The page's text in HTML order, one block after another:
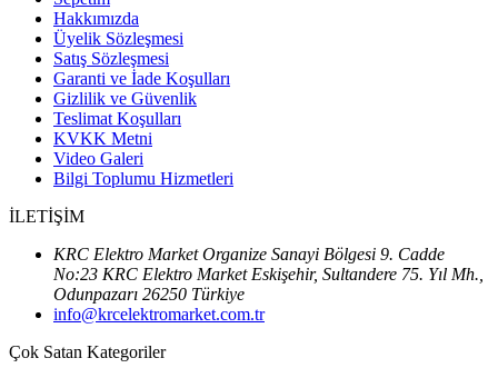
Hakkımızda
Üyelik Sözleşmesi
Satış Sözleşmesi
Garanti ve İade Koşulları
Gizlilik ve Güvenlik
Teslimat Koşulları
KVKK Metni
Video Galeri
Bilgi Toplumu Hizmetleri
İLETİŞİM
KRC Elektro Market Organize Sanayi Bölgesi 9. Cadde
No:23 KRC Elektro Market Eskişehir, Sultandere 75. Yıl Mh.,
Odunpazarı 26250 Türkiye
info@krcelektromarket.com.tr
Çok Satan Kategoriler